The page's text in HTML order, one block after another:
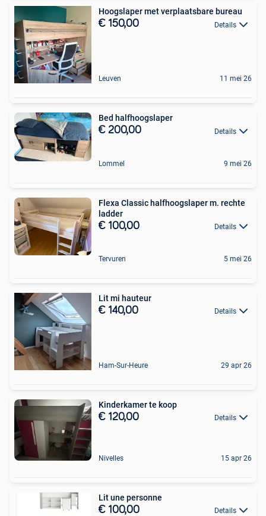
Hoogslaper met verplaatsbare bureau
€ 150,00 Details
Leuven 11 mei 26
Bed halfhoogslaper
€ 200,00 Details
Lommel 9 mei 26
Flexa Classic halfhoogslaper m. rechte
ladder
€ 100,00 Details
Tervuren 5 mei 26
Lit mi hauteur
€ 140,00 Details
Ham-Sur-Heure 29 apr 26
Kinderkamer te koop
€ 120,00 Details
Nivelles 15 apr 26
Lit une personne
€ 100,00 Details